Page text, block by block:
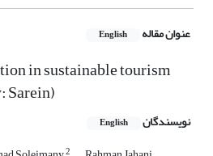
عنوان مقاله English
in sustainable tourism
Sarein)
نویسندگان English
2